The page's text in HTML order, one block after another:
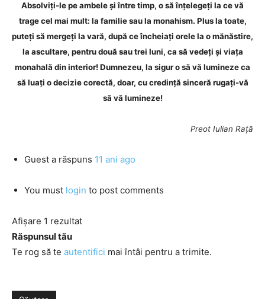
Absolviți-le pe ambele și între timp, o să înțelegeți la ce vă
trage cel mai mult: la familie sau la monahism. Plus la toate,
puteți să mergeți la vară, după ce încheiați orele la o mănăstire,
la ascultare, pentru două sau trei luni, ca să vedeți și viața
monahală din interior! Dumnezeu, la sigur o să vă lumineze ca
să luați o decizie corectă, doar, cu credință sinceră rugați-vă
să vă lumineze!
Preot Iulian Rață
Guest a răspuns 11 ani ago
You must login to post comments
Afișare 1 rezultat
Răspunsul tău
Te rog să te autentifici mai întâi pentru a trimite.